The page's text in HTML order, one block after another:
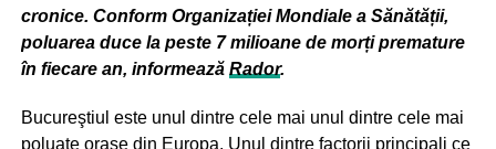
cronice. Conform Organizației Mondiale a Sănătății,
poluarea duce la peste 7 milioane de morți premature
în fiecare an, informează Rador.
Bucureştiul este unul dintre cele mai unul dintre cele mai
poluate orașe din Europa. Unul dintre factorii principali ce